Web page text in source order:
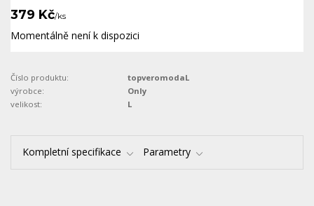
379 Kč/ks
Momentálně není k dispozici
Číslo produktu:
topveromodaL
výrobce:
Only
velikost:
L
Kompletní specifikace Parametry